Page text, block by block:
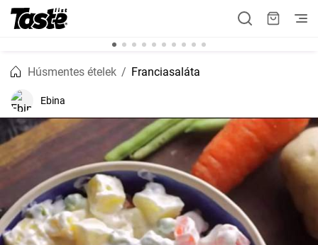
Húsmentes ételek Franciasaláta
Ebina